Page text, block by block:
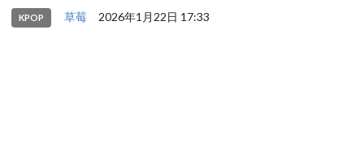
KPOP 草莓 2026年1月22日 17:33